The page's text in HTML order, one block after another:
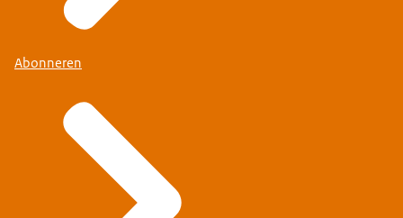
Abonneren